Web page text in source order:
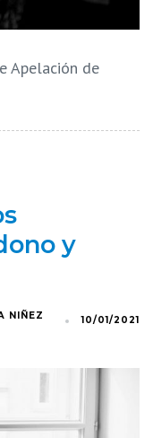
Apelación de
y
NIÑEZ
10/01/2021